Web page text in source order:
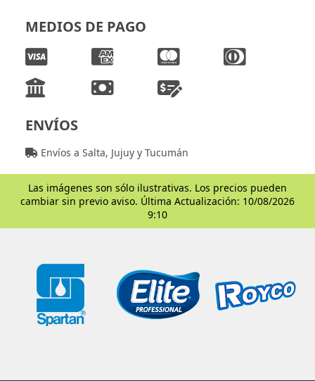
MEDIOS DE PAGO
ENVÍOS
Envíos a Salta, Jujuy y Tucumán
Las imágenes son sólo ilustrativas. Los precios pueden
cambiar sin previo aviso. Última Actualización: 10/08/2026
9:10